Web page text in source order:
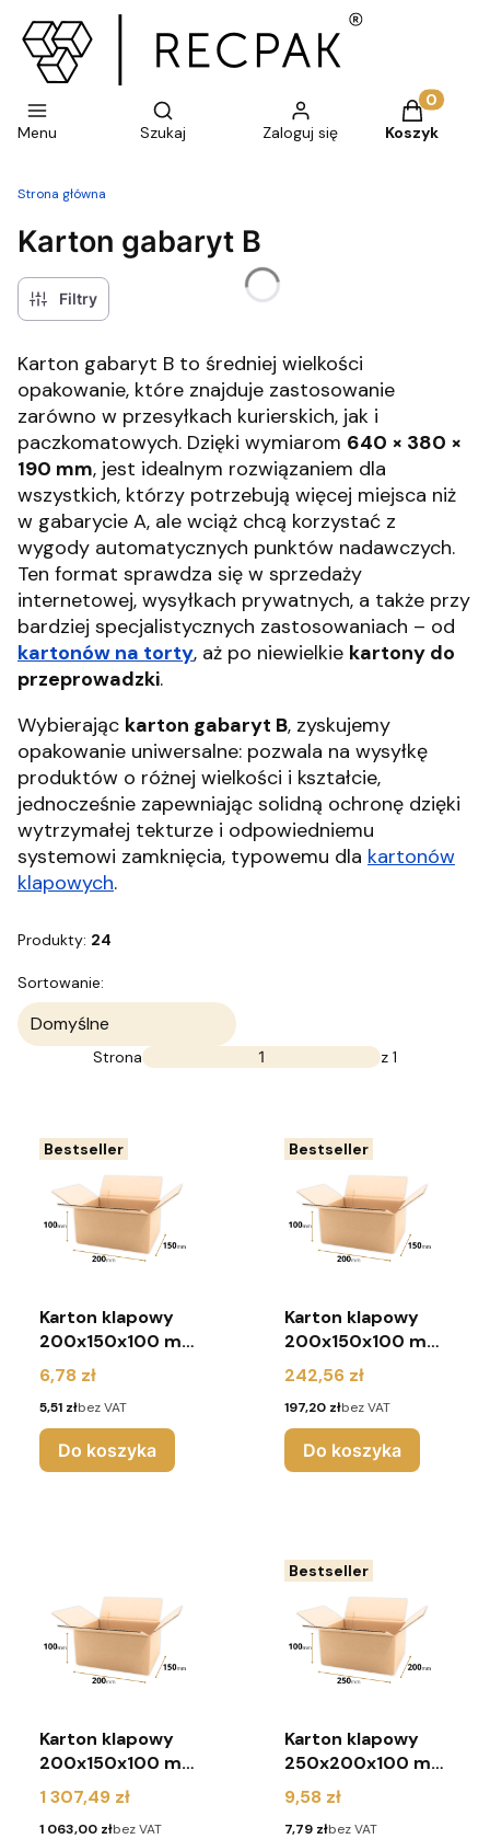
Menu
Otwórz wyszukiwarkę
Szukaj Zaloguj się
Produkty
Koszyk
Strona główna
Karton gabaryt B
Filtry
Karton gabaryt B to średniej wielkości
opakowanie, które znajduje zastosowanie
zarówno w przesyłkach kurierskich, jak i
paczkomatowych. Dzięki wymiarom 640 × 380 ×
190 mm, jest idealnym rozwiązaniem dla
wszystkich, którzy potrzebują więcej miejsca niż
w gabarycie A, ale wciąż chcą korzystać z
wygody automatycznych punktów nadawczych.
Ten format sprawdza się w sprzedaży
internetowej, wysyłkach prywatnych, a także przy
bardziej specjalistycznych zastosowaniach – od
kartonów na torty, aż po niewielkie kartony do
przeprowadzki.
Wybierając karton gabaryt B, zyskujemy
opakowanie uniwersalne: pozwala na wysyłkę
produktów o różnej wielkości i kształcie,
jednocześnie zapewniając solidną ochronę dzięki
wytrzymałej tekturze i odpowiedniemu
systemowi zamknięcia, typowemu dla kartonów
klapowych.
Produkty: 24
Lista produktów
Sortowanie:
Domyślne
Strona z 1
Bestseller
Karton klapowy
200x150x100 mm
(pakiet 10 sztuk)
Cena
6,78 zł
Cena
5,51 złbez VAT
Do koszyka
Bestseller
Karton klapowy
200x150x100 mm
(pakiet 400
sztuk)
Cena
242,56 zł
Cena
197,20 złbez VAT
Do koszyka
Karton klapowy
200x150x100 mm
(paleta 2700
sztuk)
Cena
1 307,49 zł
Cena
1 063,00 złbez VAT
Bestseller
Karton klapowy
250x200x100 mm
(pakiet 10 sztuk)
Cena
9,58 zł
Cena
7,79 złbez VAT